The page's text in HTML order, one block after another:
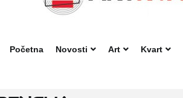
Početna
Novosti Art Kvart